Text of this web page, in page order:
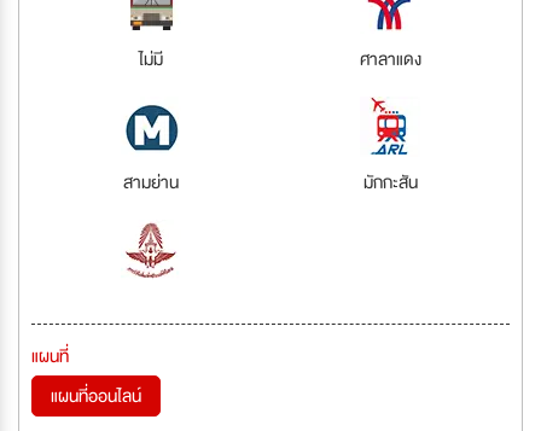
ไม่มี ศาลาแดง
สามย่าน มักกะสัน
แผนที่
แผนที่ออนไลน์